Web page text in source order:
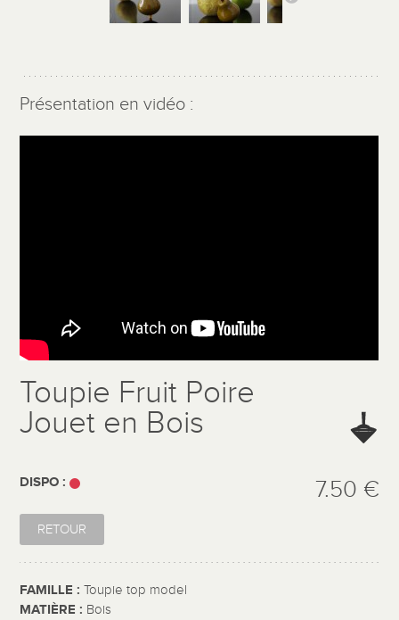
Présentation en vidéo :
Toupie Fruit Poire
Jouet en Bois
DISPO : 7.50 €
RETOUR
FAMILLE :Toupie top model
MATIÈRE : Bois